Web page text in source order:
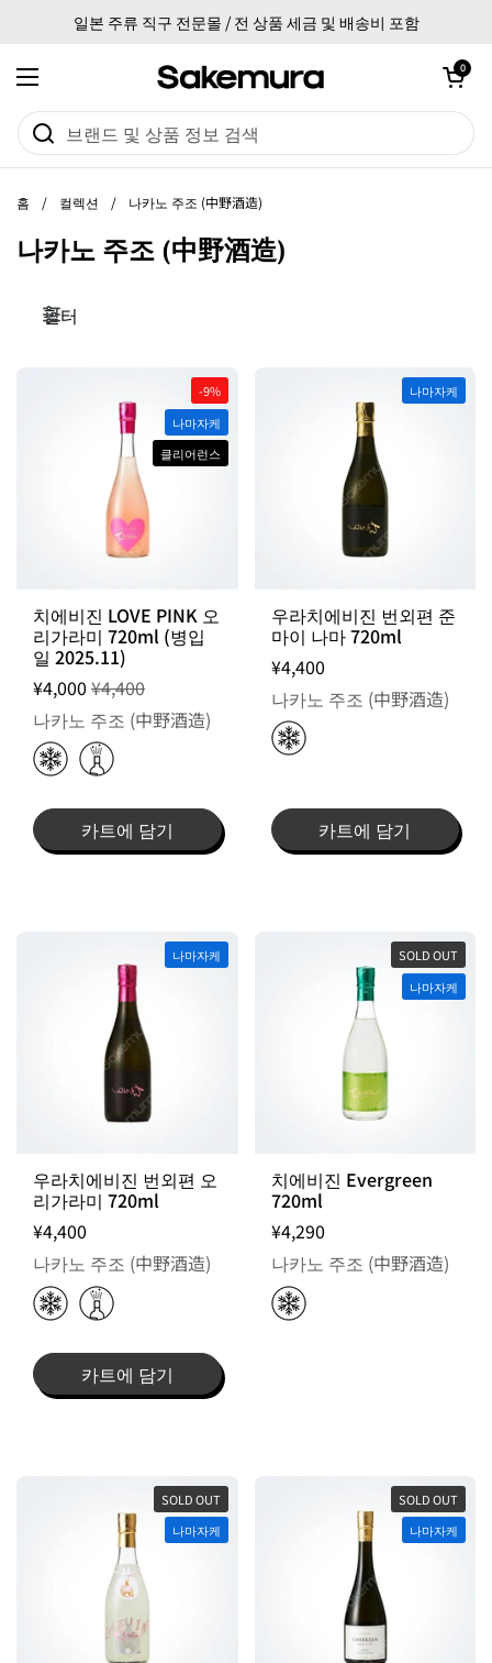
일본 주류 직구 전문몰 / 전 상품 세금 및 배송비 포함
메뉴 열기
카트 열기
0
홈 / 컬렉션 / 나카노 주조 (中野酒造)
나카노 주조 (中野酒造)
필터
치에비진 LOVE PINK 오
리가라미 720ml (병입
일 2025.11)
¥4,000 ¥4,400
나카노 주조 (中野酒造)
카트에 담기
-9%
나마자케
클리어런스
우라치에비진 번외편 준
마이 나마 720ml
¥4,400
나카노 주조 (中野酒造)
카트에 담기
나마자케
우라치에비진 번외편 오
리가라미 720ml
¥4,400
나카노 주조 (中野酒造)
카트에 담기
나마자케
치에비진 Evergreen
720ml
¥4,290
나카노 주조 (中野酒造)
SOLD OUT
나마자케
SOLD OUT
나마자케
SOLD OUT
나마자케